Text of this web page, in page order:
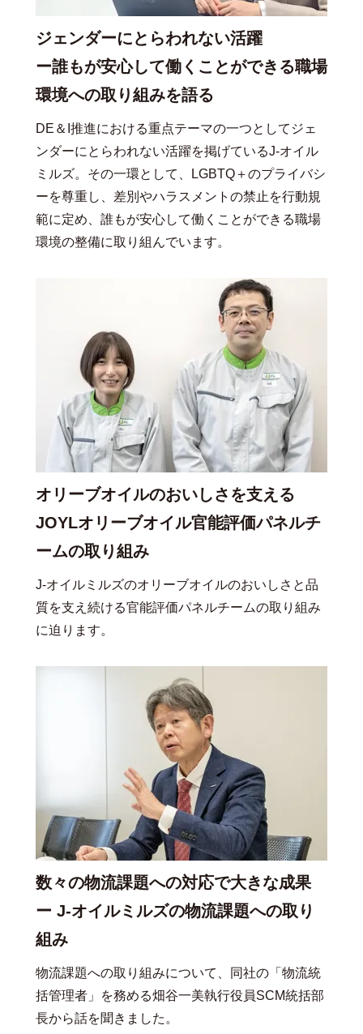
ジェンダーにとらわれない活躍
ー誰もが安心して働くことができる職場
環境への取り組みを語る
DE＆I推進における重点テーマの一つとしてジェ
ンダーにとらわれない活躍を掲げているJ-オイル
ミルズ。その一環として、LGBTQ＋のプライバシ
ーを尊重し、差別やハラスメントの禁止を行動規
範に定め、誰もが安心して働くことができる職場
環境の整備に取り組んでいます。
オリーブオイルのおいしさを支える
JOYLオリーブオイル官能評価パネルチ
ームの取り組み
J-オイルミルズのオリーブオイルのおいしさと品
質を支え続ける官能評価パネルチームの取り組み
に迫ります。
数々の物流課題への対応で大きな成果
ー J-オイルミルズの物流課題への取り
組み
物流課題への取り組みについて、同社の「物流統
括管理者」を務める畑谷一美執行役員SCM統括部
長から話を聞きました。